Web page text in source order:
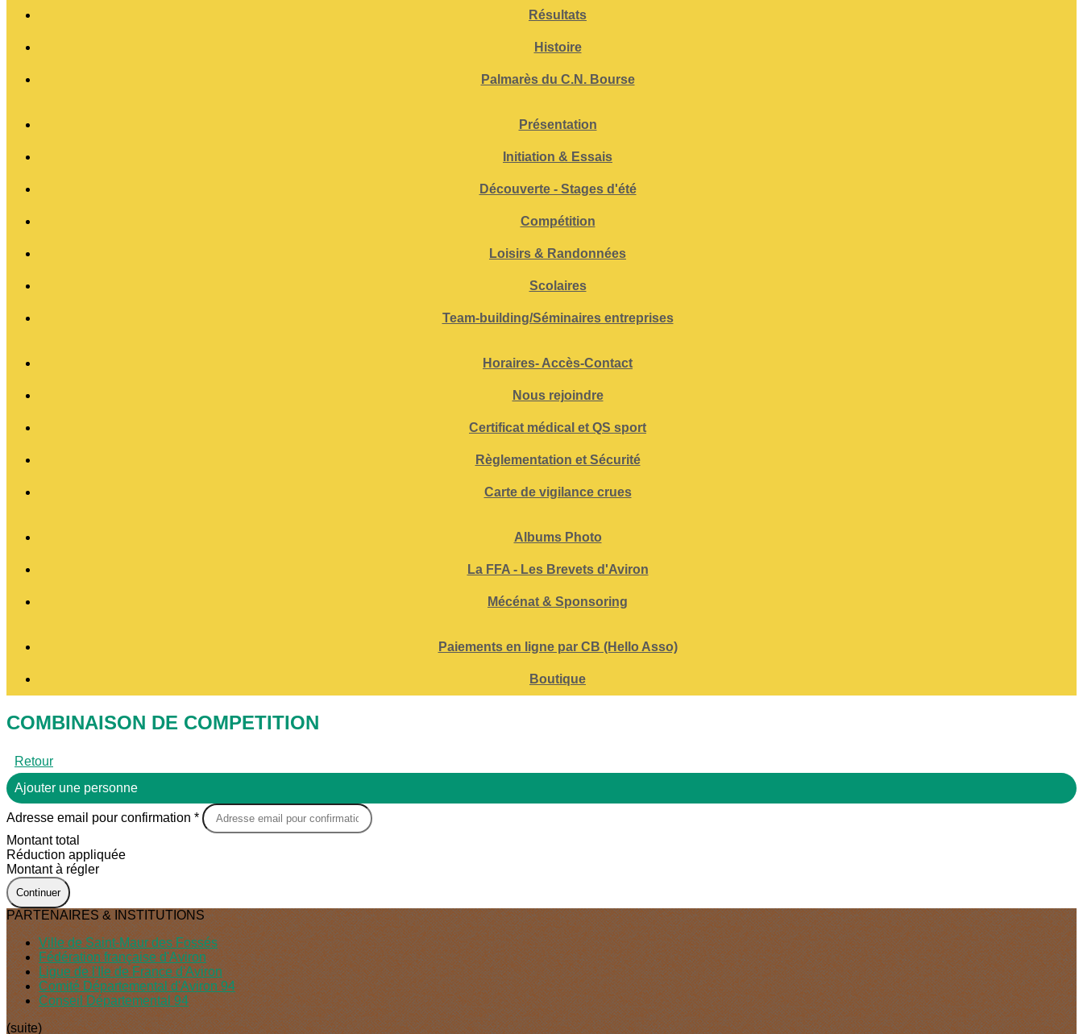
Résultats
Histoire
Palmarès du C.N. Bourse
Présentation
Initiation & Essais
Découverte - Stages d'été
Compétition
Loisirs & Randonnées
Scolaires
Team-building/Séminaires entreprises
Horaires- Accès-Contact
Nous rejoindre
Certificat médical et QS sport
Règlementation et Sécurité
Carte de vigilance crues
Albums Photo
La FFA - Les Brevets d'Aviron
Mécénat & Sponsoring
Paiements en ligne par CB (Hello Asso)
Boutique
COMBINAISON DE COMPETITION
Retour
Ajouter une personne
Adresse email pour confirmation *
Montant total
Réduction appliquée
Montant à régler
Continuer
PARTENAIRES & INSTITUTIONS
Ville de Saint-Maur des Fossés
Fédération française d'Aviron
Ligue de l'Ile de France d'Aviron
Comité Départemental d'Aviron 94
Conseil Départemental 94
(suite)